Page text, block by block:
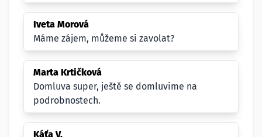
Iveta Morová
Máme zájem, můžeme si zavolat?
Marta Krtičková
Domluva super, ještě se domluvime na
podrobnostech.
Káťa V.